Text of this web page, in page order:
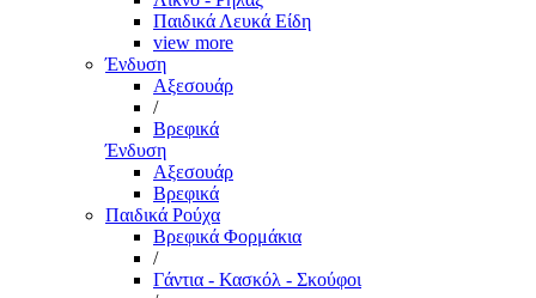
Παιδικά Λευκά Είδη
view more
Ένδυση
Αξεσουάρ
/
Βρεφικά
Ένδυση
Αξεσουάρ
Βρεφικά
Παιδικά Ρούχα
Βρεφικά Φορμάκια
/
Γάντια - Κασκόλ - Σκούφοι